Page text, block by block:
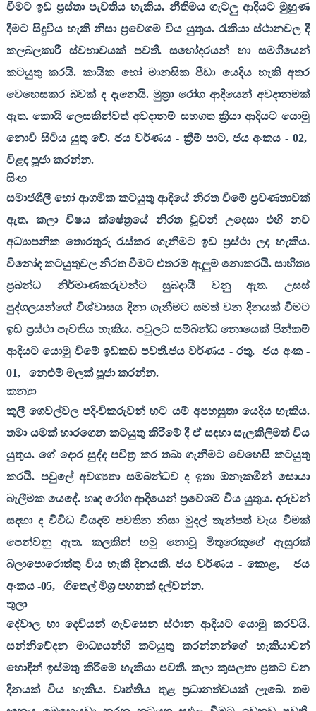
වීමට ඉඩ ප්‍රස්තා පැවතිය හැකිය. නීතිමය ගැටලු ආදියට මුහුණ
දීමට සිදුවිය හැකි නිසා ප්‍රවේශම් විය යුතුය. රැකියා ස්ථානවල දී
කලබලකාරී ස්වභාවයක් පවතී. සහෝදරයන් හා සමගියෙන්
කටයුතු කරයි. කායික හෝ මානසික පීඩා යෙදිය හැකි අතර
වෙහෙසකර බවක් ද දැනෙයි. මුත්‍රා රෝග ආදියෙන් අවදානමක්
ඇත. කොයි ලෙසකින්වත් අවදානම් සහගත ක්‍රියා ආදියට යොමු
නොවී සිටිය යුතු වේ. ජය වර්ණය - ක්‍රීම් පාට, ජය අංකය -02,
විළඳ පූජා කරන්න.
සිංහ
සමාජශීලී හෝ ආගමික කටයුතු ආදියේ නිරත වීමේ ප්‍රවණතාවක්
ඇත. කලා විෂය ක්ෂේත්‍රයේ නිරත වූවන් උදෙසා එහි නව
අධ්‍යාපනික තොරතුරු රැස්කර ගැනීමට ඉඩ ප්‍රස්ථා ලද හැකිය.
විනෝද කටයුතුවල නිරත වීමට එතරම් ඇලුම් නොකරයි. සාහිත්‍ය
ප්‍රබන්ධ නිර්මාණකරුවන්ට සුබදායී වනු ඇත. උසස්
පුද්ගලයන්ගේ විශ්වාසය දිනා ගැනීමට සමත් වන දිනයක් වීමට
ඉඩ ප්‍රස්ථා පැවතිය හැකිය. පවුලට සම්බන්ධ නොයෙක් පින්කම්
ආදියට යොමු වීමේ ඉඩකඩ පවතී.ජය වර්ණය - රතු,
ජය අංක -
01,
නෙළුම් මලක් පූජා කරන්න.
කන්‍යා
කුලී ගෙවල්වල පදිංචිකරුවන් හට යම් අපහසුතා යෙදිය හැකිය.
තමා යමක් භාරගෙන කටයුතු කිරීමේ දී ඒ සඳහා සැලකිලිමත් විය
යුතුය. ගේ දොර සුද්ද පවිත්‍ර කර තබා ගැනීමට වෙහෙසී කටයුතු
කරයි. පවුලේ අවශ්‍යතා සම්බන්ධව ද ඉතා ඕනෑකමින් සොයා
බැලීමක යෙදේ. හෘද රෝග ආදියෙන් ප්‍රවේශම් විය යුතුය. දරුවන්
සඳහා ද විවිධ වියදම් පවතින නිසා මුදල් තැන්පත් වැය වීමක්
පෙන්වනු ඇත. කලකින් හමු නොවූ මිතුරෙකුගේ ඇසුරක්
බලාපොරොත්තු විය හැකි දිනයකි. ජය වර්ණය - කොළ,
ජය
අංකය -05,
ගිතෙල් මිශ්‍ර පහනක් දල්වන්න.
තුලා
දේවාල හා දෙවියන් ගැවසෙන ස්ථාන ආදියට යොමු කරවයි.
සන්නිවේදන මාධ්‍යයන්හි කටයුතු කරන්නන්ගේ හැකියාවන්
හොඳින් ඉස්මතු කිරීමේ හැකියා පවතී. කලා කුසලතා ප්‍රකට වන
දිනයක් විය හැකිය. වෘත්තිය තුළ ප්‍රධානත්වයක් ලැබේ. තම